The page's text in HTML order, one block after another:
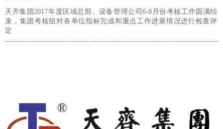
天齐集团2017年度区域总部、设备管理公司6-8月份考核工作圆满结
束，集团考核组对各单位指标完成和重点工作进展情况进行检查评
定